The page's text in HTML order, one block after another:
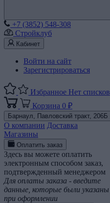
+7 (3852) 548-308
Стройклуб
Кабинет
Войти на сайт
Зарегистрироваться
Избранное Нет списков
Корзина 0 ₽
Барнаул, Павловский тракт, 206Б
О компании Доставка
Магазины
Оплатить заказ
Здесь вы можете оплатить
электронным способом заказ,
подтвержденный менеджером
Для оплаты заказа - введите
данные, которые были указаны
при оформлении